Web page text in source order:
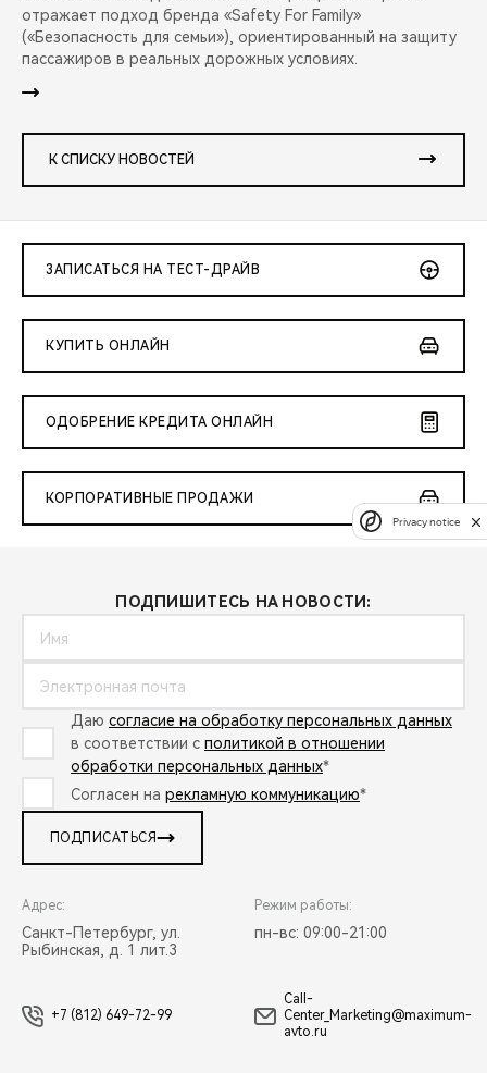
отражает подход бренда «Safety For Family»
(«Безопасность для семьи»), ориентированный на защиту
пассажиров в реальных дорожных условиях.
К СПИСКУ НОВОСТЕЙ
ЗАПИСАТЬСЯ НА ТЕСТ-ДРАЙВ
КУПИТЬ ОНЛАЙН
ОДОБРЕНИЕ КРЕДИТА ОНЛАЙН
КОРПОРАТИВНЫЕ ПРОДАЖИ
ПОДПИШИТЕСЬ НА НОВОСТИ:
Даю согласие на обработку персональных данных
в соответствии с политикой в отношении
обработки персональных данных*
Согласен на рекламную коммуникацию*
ПОДПИСАТЬСЯ
Адрес:
Санкт-Петербург, ул.
Рыбинская, д. 1 лит.3
Режим работы:
пн-вс: 09:00-21:00
+7 (812) 649-72-99
Call-
Center_Marketing@maximum-
avto.ru
Privacy notice